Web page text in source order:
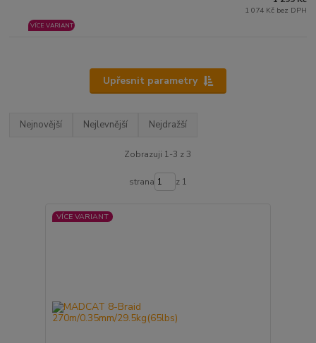
VÍCE VARIANT
1 074 Kč bez DPH
Upřesnit parametry
Nejnovější Nejlevnější Nejdražší
Zobrazuji 1-3 z 3
strana z 1
VÍCE VARIANT